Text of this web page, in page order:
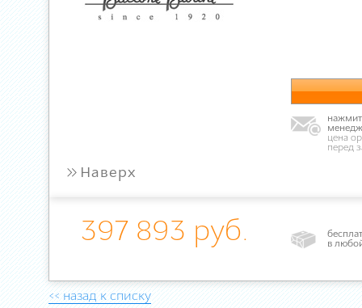
цена
перед
» Наверх
397 893 руб.
в
<< назад к списку